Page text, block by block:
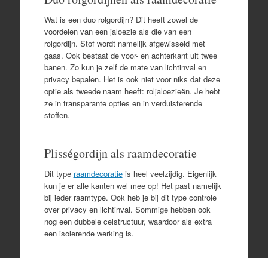
Wat is een duo rolgordijn? Dit heeft zowel de
voordelen van een jaloezie als die van een
rolgordijn. Stof wordt namelijk afgewisseld met
gaas. Ook bestaat de voor- en achterkant uit twee
banen. Zo kun je zelf de mate van lichtinval en
privacy bepalen. Het is ook niet voor niks dat deze
optie als tweede naam heeft: roljaloezieën. Je hebt
ze in transparante opties en in verduisterende
stoffen.
Plisségordijn als raamdecoratie
Dit type raamdecoratieis heel veelzijdig. Eigenlijk
kun je er alle kanten wel mee op! Het past namelijk
bij ieder raamtype. Ook heb je bij dit type controle
over privacy en lichtinval. Sommige hebben ook
nog een dubbele celstructuur, waardoor als extra
een isolerende werking is.